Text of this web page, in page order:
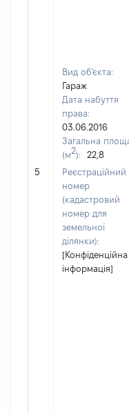
5
Вид об'єкта:
Гараж
Дата набуття
права:
03.06.2016
Загальна
(м2):
22,8
Реєстраційний
номер
(кадастровий
номер для
земельної
ділянки):
[Конфіденційна
інформація]